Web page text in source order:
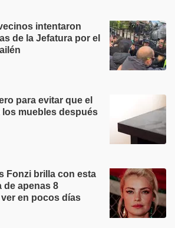
intentaron
de la Jefatura por el
para evitar que el
muebles después
Fonzi brilla con esta
de apenas 8
en pocos días